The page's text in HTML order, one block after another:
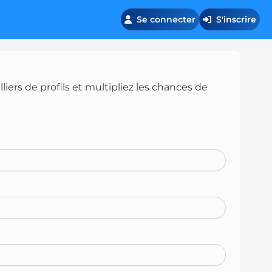
Se connecter S'inscrire
de profils et multipliez les chances de